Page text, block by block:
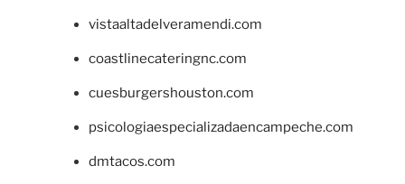
vistaaltadelveramendi.com
coastlinecateringnc.com
cuesburgershouston.com
psicologiaespecializadaencampeche.com
dmtacos.com